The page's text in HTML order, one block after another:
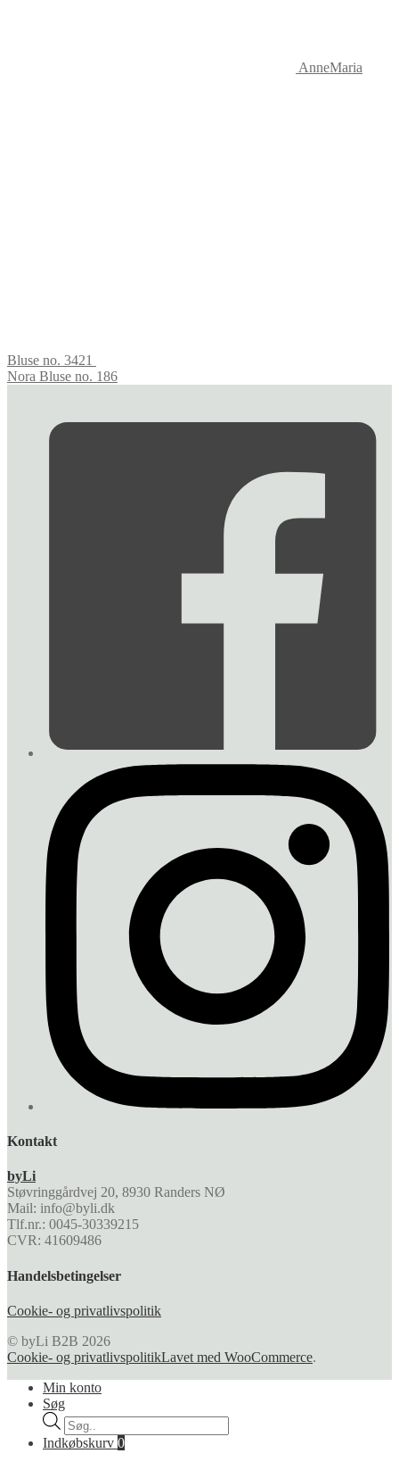
AnneMaria
Bluse no. 3421
Nora Bluse no. 186
Kontakt
byLi
Støvringgårdvej 20, 8930 Randers NØ
Mail: info@byli.dk
Tlf.nr.: 0045-30339215
CVR: 41609486
Handelsbetingelser
Cookie- og privatlivspolitik
© byLi B2B 2026
Cookie- og privatlivspolitikLavet med WooCommerce.
Min konto
Søg
Products
search
Indkøbskurv 0